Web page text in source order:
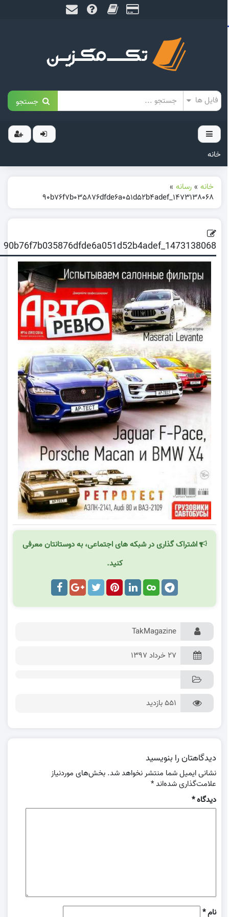
جستجو
خانه
خانه » رسانه »
1473138068_90b76f7b035876dfde6a051d52b4adef
1473138068_90b76f7b035876dfde6a051d52b4adef
اشتراک گذاری در شبکه های اجتماعی، به دوستانتان معرفی
کنید.
TakMagazine
۲۷ خرداد ۱۳۹۷
551 بازدید
دیدگاهتان را بنویسید
نشانی ایمیل شما منتشر نخواهد شد. بخش‌های موردنیاز
علامت‌گذاری شده‌اند*
دیدگاه*
نام*